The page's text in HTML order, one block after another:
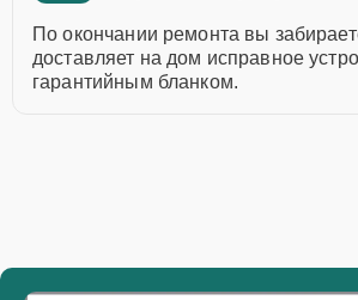
По окончании ремонта вы
доставляет на дом исправное
гарантийным бланком.